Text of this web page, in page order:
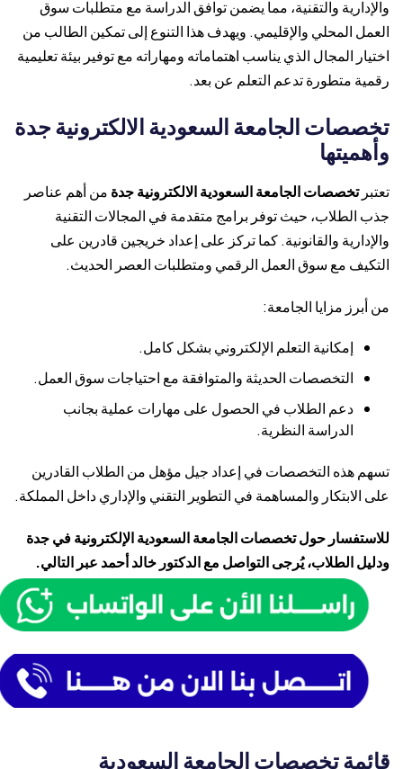
والإدارية والتقنية، مما يضمن توافق الدراسة مع متطلبات سوق
العمل المحلي والإقليمي. ويهدف هذا التنوع إلى تمكين الطالب من
اختيار المجال الذي يناسب اهتماماته ومهاراته مع توفير بيئة تعليمية
رقمية متطورة تدعم التعلم عن بعد.
تخصصات الجامعة السعودية الالكترونية جدة
وأهميتها
تعتبر تخصصات الجامعة السعودية الالكترونية جدةمن أهم عناصر
جذب الطلاب، حيث توفر برامج متقدمة في المجالات التقنية
والإدارية والقانونية. كما تركز على إعداد خريجين قادرين على
التكيف مع سوق العمل الرقمي ومتطلبات العصر الحديث.
من أبرز مزايا الجامعة:
إمكانية التعلم الإلكتروني بشكل كامل.
التخصصات الحديثة والمتوافقة مع احتياجات سوق العمل.
دعم الطلاب في الحصول على مهارات عملية بجانب
الدراسة النظرية.
تسهم هذه التخصصات في إعداد جيل مؤهل من الطلاب القادرين
على الابتكار والمساهمة في التطوير التقني والإداري داخل المملكة.
للاستفسار حول تخصصات الجامعة السعودية الإلكترونية في جدة
ودليل الطلاب، يُرجى التواصل مع الدكتور خالد أحمد عبر التالي.
قائمة تخصصات الجامعة السعودية